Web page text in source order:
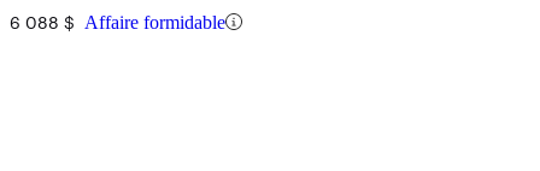
6 088 $ Affaire formidable